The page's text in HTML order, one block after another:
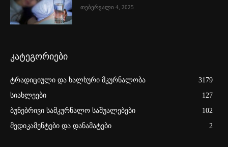
თებერვალი 4, 2025
კატეგორიები
ტრადიციული და ხალხური მკურნალობა
3179
სიახლეები
127
ბუნებრივი სამკურნალო საშუალებები
102
მედიკამენტები და დანამატები
2